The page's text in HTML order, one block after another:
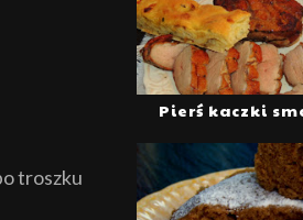
troszku
Pierś kaczki